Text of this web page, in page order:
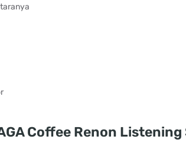
Coffee Renon Listening